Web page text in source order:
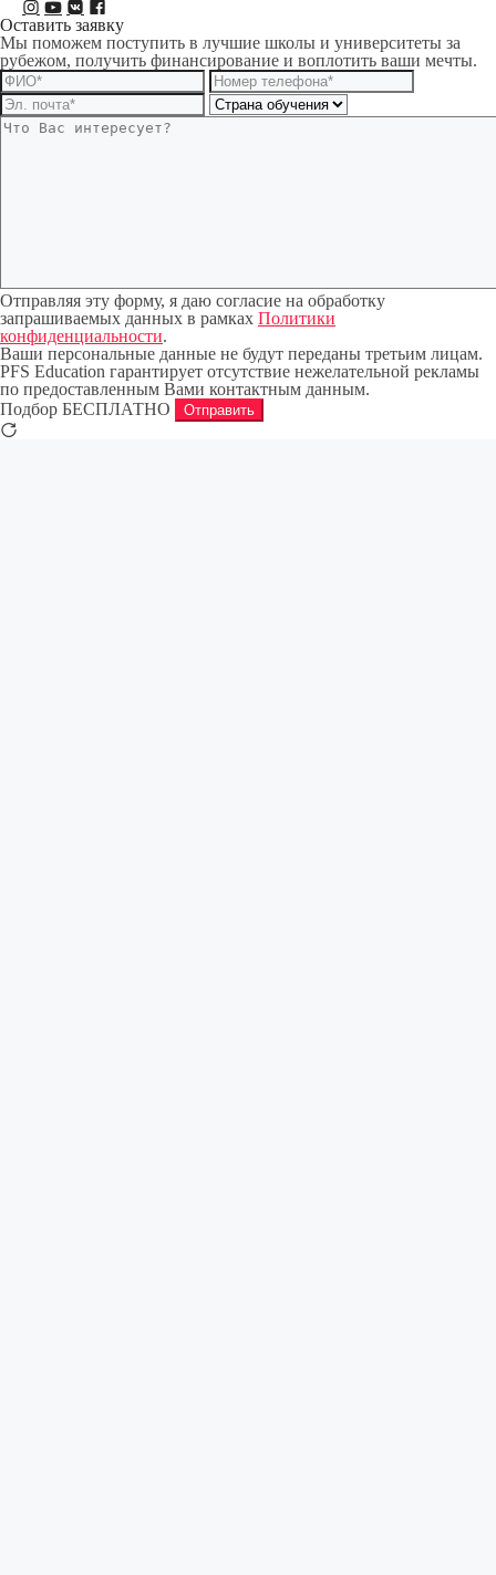
Оставить заявку
Мы поможем поступить в лучшие школы и университеты за
рубежом, получить финансирование и воплотить ваши мечты.
Отправляя эту форму, я даю согласие на обработку
запрашиваемых данных в рамках Политики
конфиденциальности.
Ваши персональные данные не будут переданы третьим лицам.
PFS Education гарантирует отсутствие нежелательной рекламы
по предоставленным Вами контактным данным.
Подбор БЕСПЛАТНО
Отправить